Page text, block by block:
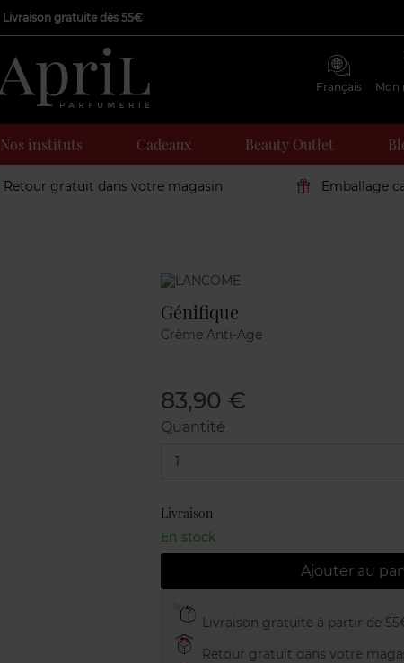
Livraison gratuite dès 55€
Français Mon
Nos instituts Cadeaux Beauty Outlet
Retour gratuit dans votre magasin Emballage
Marque
Génifique
Crème Anti-Age
83,90 €
Quantité
1
Livraison
En stock
Ajouter au
Livraison gratuite à partir de
Retour gratuit dans votre